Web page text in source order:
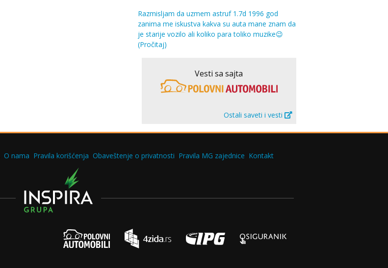
Razmisljam da uzmem astruf 1.7d 1996 god
zanima me iskustva kakva su auta mane znam da
je starije vozilo ali koliko para toliko muzike😉
(Pročitaj)
Vesti sa sajta
Ostali saveti i vesti
O nama Pravila korišćenja Obaveštenje o privatnosti Pravila MG zajednice Kontakt